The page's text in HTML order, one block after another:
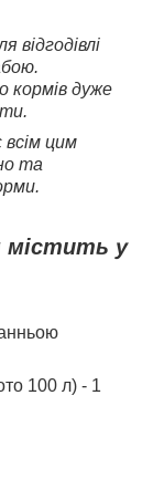
відгодівлі
кормів дуже
всім цим
та
містить у
100 л) - 1